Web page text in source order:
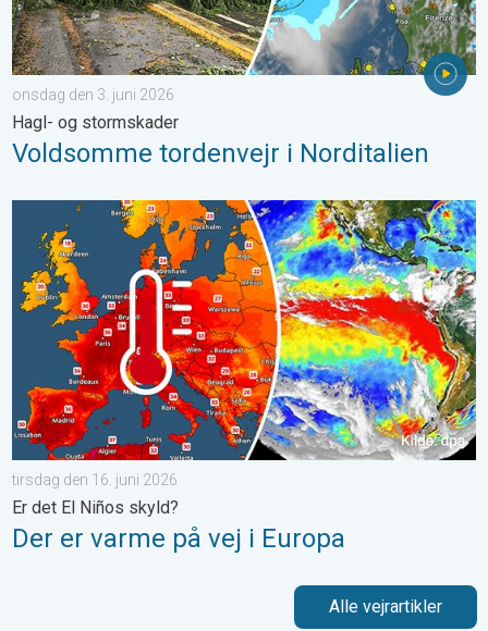
onsdag den 3. juni 2026
Hagl- og stormskader
Voldsomme tordenvejr i Norditalien
Der er varme på vej i Europa. Er det El Niños skyld?. . . tirsdag
tirsdag den 16. juni 2026
Er det El Niños skyld?
Der er varme på vej i Europa
Alle vejrartikler